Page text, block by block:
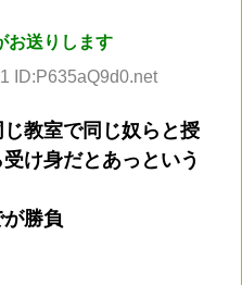
お送りします
ID:P635aQ9d0.net
教室で同じ奴らと授
け身だとあっという
勝負